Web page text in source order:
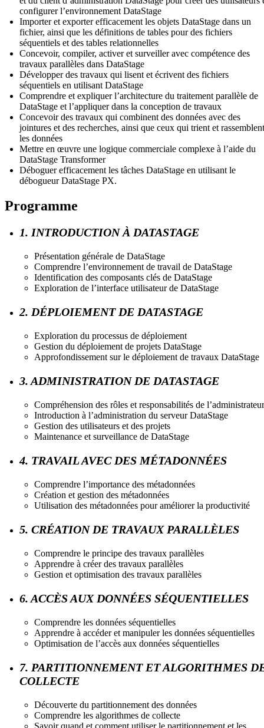
configurer l’environnement DataStage
Importer et exporter efficacement les objets DataStage dans un
fichier, ainsi que les définitions de tables pour des fichiers
séquentiels et des tables relationnelles
Concevoir, compiler, activer et surveiller avec compétence des
travaux parallèles dans DataStage
Développer des travaux qui lisent et écrivent des fichiers
séquentiels en utilisant DataStage
Comprendre et expliquer l’architecture du traitement parallèle de
DataStage et l’appliquer dans la conception de travaux
Concevoir des travaux qui combinent des données avec des
jointures et des recherches, ainsi que ceux qui trient et rassemblent
les données
Mettre en œuvre une logique commerciale complexe à l’aide du
DataStage Transformer
Déboguer efficacement les tâches DataStage en utilisant le
débogueur DataStage PX.
Programme
1. INTRODUCTION À DATASTAGE
Présentation générale de DataStage
Comprendre l’environnement de travail de DataStage
Identification des composants clés de DataStage
Exploration de l’interface utilisateur de DataStage
2. DÉPLOIEMENT DE DATASTAGE
Exploration du processus de déploiement
Gestion du déploiement de projets DataStage
Approfondissement sur le déploiement de travaux DataStage
3. ADMINISTRATION DE DATASTAGE
Compréhension des rôles et responsabilités de l’administrateur
Introduction à l’administration du serveur DataStage
Gestion des utilisateurs et des projets
Maintenance et surveillance de DataStage
4. TRAVAIL AVEC DES MÉTADONNÉES
Comprendre l’importance des métadonnées
Création et gestion des métadonnées
Utilisation des métadonnées pour améliorer la productivité
5. CRÉATION DE TRAVAUX PARALLÈLES
Comprendre le principe des travaux parallèles
Apprendre à créer des travaux parallèles
Gestion et optimisation des travaux parallèles
6. ACCÈS AUX DONNÉES SÉQUENTIELLES
Comprendre les données séquentielles
Apprendre à accéder et manipuler les données séquentielles
Optimisation de l’accès aux données séquentielles
7. PARTITIONNEMENT ET ALGORITHMES
COLLECTE
Découverte du partitionnement des données
Comprendre les algorithmes de collecte
Savoir quand et comment utiliser le partitionnement et les